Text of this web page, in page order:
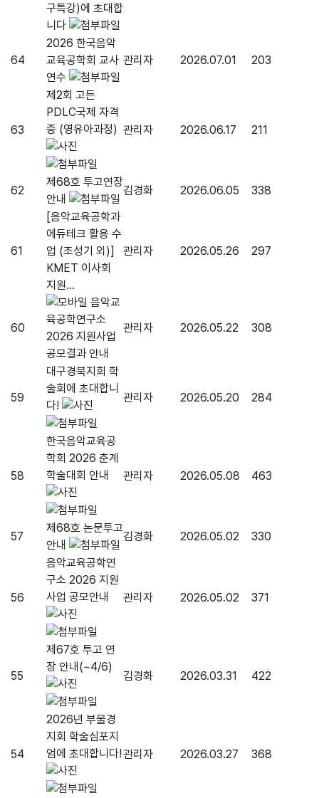
구특강)에 초대합
니다
64
2026 한국음악
교육공학회 교사
연수
관리자 2026.07.01 203
63
제2회 고든
PDLC국제 자격
증 (영유아과정) 관리자 2026.06.17 211
62
제68호 투고연장
안내
김경화 2026.06.05 338
61
[음악교육공학과
에듀테크 활용 수
업 (조성기 외)]
KMET 이사회
지원...
관리자 2026.05.26 297
60
음악교
육공학연구소
2026 지원사업
공모결과 안내
관리자 2026.05.22 308
59
대구경북지회 학
술회에 초대합니
다!
관리자 2026.05.20 284
58
한국음악교육공
학회 2026 춘계
학술대회 안내
관리자 2026.05.08 463
57
제68호 논문투고
안내
김경화 2026.05.02 330
56
음악교육공학연
구소 2026 지원
사업 공모안내
관리자 2026.05.02 371
55
제67호 투고 연
장 안내(~4/6)
김경화 2026.03.31 422
54
2026년 부울경
지회 학술심포지
엄에 초대합니다!관리자 2026.03.27 368